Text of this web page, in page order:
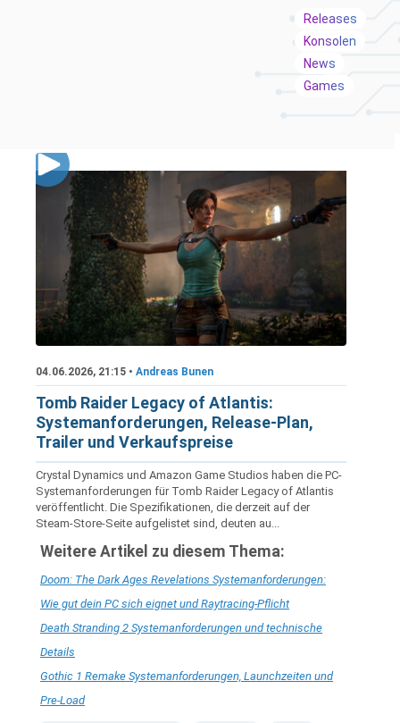
Releases
Konsolen
News
Games
04.06.2026, 21:15 • Andreas Bunen
Tomb Raider Legacy of Atlantis:
Systemanforderungen, Release-Plan,
Trailer und Verkaufspreise
Crystal Dynamics und Amazon Game Studios haben die PC-
Systemanforderungen für Tomb Raider Legacy of Atlantis
veröffentlicht. Die Spezifikationen, die derzeit auf der
Steam-Store-Seite aufgelistet sind, deuten au...
Weitere Artikel zu diesem Thema:
Doom: The Dark Ages Revelations Systemanforderungen:
Wie gut dein PC sich eignet und Raytracing-Pflicht
Death Stranding 2 Systemanforderungen und technische
Details
Gothic 1 Remake Systemanforderungen, Launchzeiten und
Pre-Load